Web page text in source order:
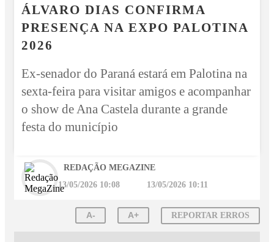
ÁLVARO DIAS CONFIRMA
PRESENÇA NA EXPO PALOTINA
2026
Ex-senador do Paraná estará em Palotina na
sexta-feira para visitar amigos e acompanhar
o show de Ana Castela durante a grande
festa do município
REDAÇÃO MEGAZINE
13/05/2026 10:08 13/05/2026 10:11
A- A+ REPORTAR ERROS